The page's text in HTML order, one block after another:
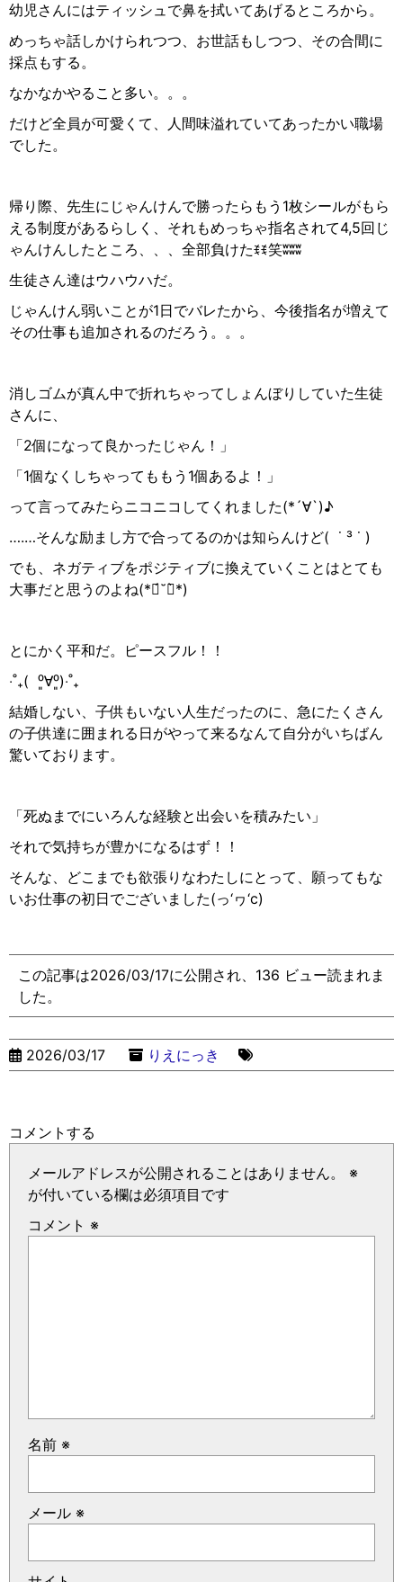
幼児さんにはティッシュで鼻を拭いてあげるところから。
めっちゃ話しかけられつつ、お世話もしつつ、その合間に
採点もする。
なかなかやること多い。。。
だけど全員が可愛くて、人間味溢れていてあったかい職場
でした。
帰り際、先生にじゃんけんで勝ったらもう1枚シールがもら
える制度があるらしく、それもめっちゃ指名されて4,5回じ
ゃんけんしたところ、、、全部負けたꉂꉂ笑ʬʬʬ
生徒さん達はウハウハだ。
じゃんけん弱いことが1日でバレたから、今後指名が増えて
その仕事も追加されるのだろう。。。
消しゴムが真ん中で折れちゃってしょんぼりしていた生徒
さんに、
「2個になって良かったじゃん！」
「1個なくしちゃってももう1個あるよ！」
って言ってみたらニコニコしてくれました(*´∀`)♪
….…そんな励まし方で合ってるのかは知らんけど( ˙ ³ ˙ )
でも、ネガティブをポジティブに換えていくことはとても
大事だと思うのよね(*ฅ́˘ฅ̀*)
とにかく平和だ。ピースフル！！
‧˚₊( ⁰͈∀⁰͈)‧˚₊
結婚しない、子供もいない人生だったのに、急にたくさん
の子供達に囲まれる日がやって来るなんて自分がいちばん
驚いております。
「死ぬまでにいろんな経験と出会いを積みたい」
それで気持ちが豊かになるはず！！
そんな、どこまでも欲張りなわたしにとって、 願ってもな
いお仕事の初日でございました(っ‘ヮ‘c)
この記事は2026/03/17に公開され、136 ビュー読まれま
した。
2026/03/17 りえにっき
コメントする
メールアドレスが公開されることはありません。
※
が付いている欄は必須項目です
コメント ※
名前 ※
メール ※